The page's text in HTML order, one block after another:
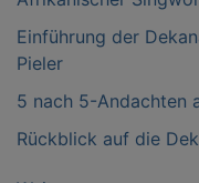
Einführung der
Pieler
5 nach 5-Andachten
Rückblick auf die